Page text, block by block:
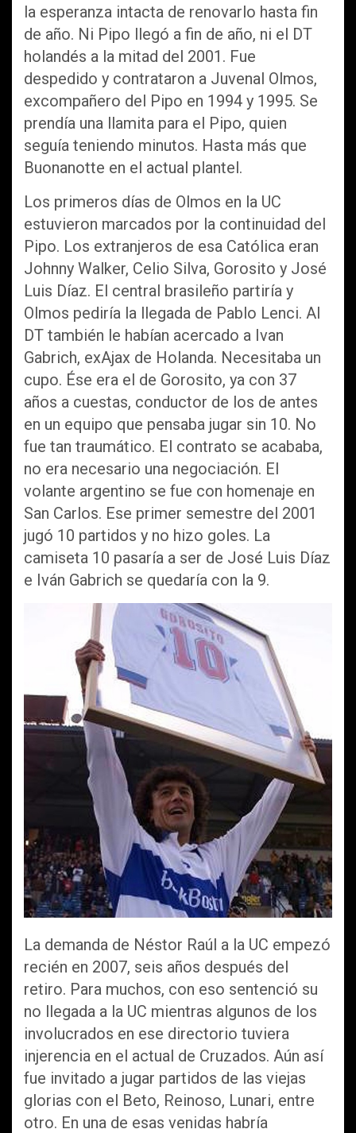
la esperanza intacta de renovarlo hasta fin
de año. Ni Pipo llegó a fin de año, ni el DT
holandés a la mitad del 2001. Fue
despedido y contrataron a Juvenal Olmos,
excompañero del Pipo en 1994 y 1995. Se
prendía una llamita para el Pipo, quien
seguía teniendo minutos. Hasta más que
Buonanotte en el actual plantel.
Los primeros días de Olmos en la UC
estuvieron marcados por la continuidad del
Pipo. Los extranjeros de esa Católica eran
Johnny Walker, Celio Silva, Gorosito y José
Luis Díaz. El central brasileño partiría y
Olmos pediría la llegada de Pablo Lenci. Al
DT también le habían acercado a Ivan
Gabrich, exAjax de Holanda. Necesitaba un
cupo. Ése era el de Gorosito, ya con 37
años a cuestas, conductor de los de antes
en un equipo que pensaba jugar sin 10. No
fue tan traumático. El contrato se acababa,
no era necesario una negociación. El
volante argentino se fue con homenaje en
San Carlos. Ese primer semestre del 2001
jugó 10 partidos y no hizo goles. La
camiseta 10 pasaría a ser de José Luis Díaz
e Iván Gabrich se quedaría con la 9.
La demanda de Néstor Raúl a la UC empezó
recién en 2007, seis años después del
retiro. Para muchos, con eso sentenció su
no llegada a la UC mientras algunos de los
involucrados en ese directorio tuviera
injerencia en el actual de Cruzados. Aún así
fue invitado a jugar partidos de las viejas
glorias con el Beto, Reinoso, Lunari, entre
otro. En una de esas venidas habría